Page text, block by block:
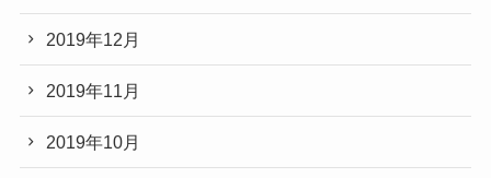
2019年12月
2019年11月
2019年10月